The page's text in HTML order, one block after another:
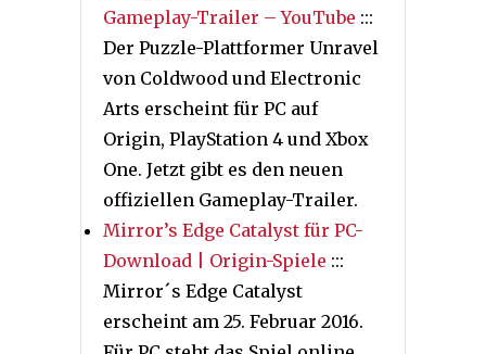
Gameplay-Trailer – YouTube :::
Der Puzzle-Plattformer Unravel
von Coldwood und Electronic
Arts erscheint für PC auf
Origin, PlayStation 4 und Xbox
One. Jetzt gibt es den neuen
offiziellen Gameplay-Trailer.
Mirror’s Edge Catalyst für PC-
Download | Origin-Spiele :::
Mirror´s Edge Catalyst
erscheint am 25. Februar 2016.